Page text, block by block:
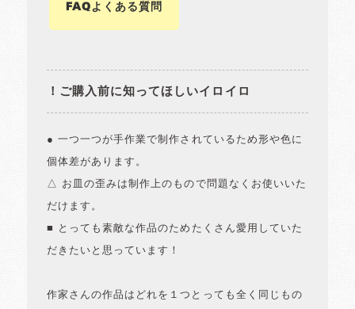
FAQよくある質問
！ご購入前に知ってほしいイロイロ
● 一つ一つが手作業で制作されているため形や色に
個体差があります。
△ お皿の歪みは制作上のもので問題なくお使いいた
だけます。
■ とっても素敵な作品のためたくさん愛用していた
だきたいと思っています！
作家さんの作品はどれを１つとっても全く同じもの